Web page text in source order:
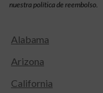
nuestra política de reembolso.
Alabama
Arizona
California